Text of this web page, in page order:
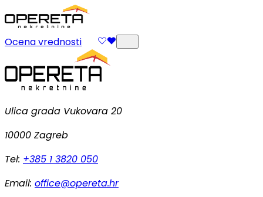
Ocena vrednosti
Ulica grada Vukovara 20
10000 Zagreb
Tel: +385 1 3820 050
Email: office@opereta.hr